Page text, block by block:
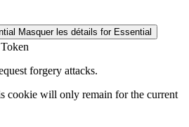
Masquer les détails for Essential
forgery attacks.
cookie will only remain for the current